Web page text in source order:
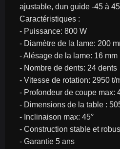
ajustable, dun guide -45 à
Caractéristiques :
- Puissance: 800 W
- Diamètre de la lame: 200
- Alésage de la lame: 16 mm
- Nombre de dents: 24 dents
- Vitesse de rotation: 2950 t/
- Profondeur de coupe max:
- Dimensions de la table :
- Inclinaison max: 45°
- Construction stable et
- Garantie 5 ans